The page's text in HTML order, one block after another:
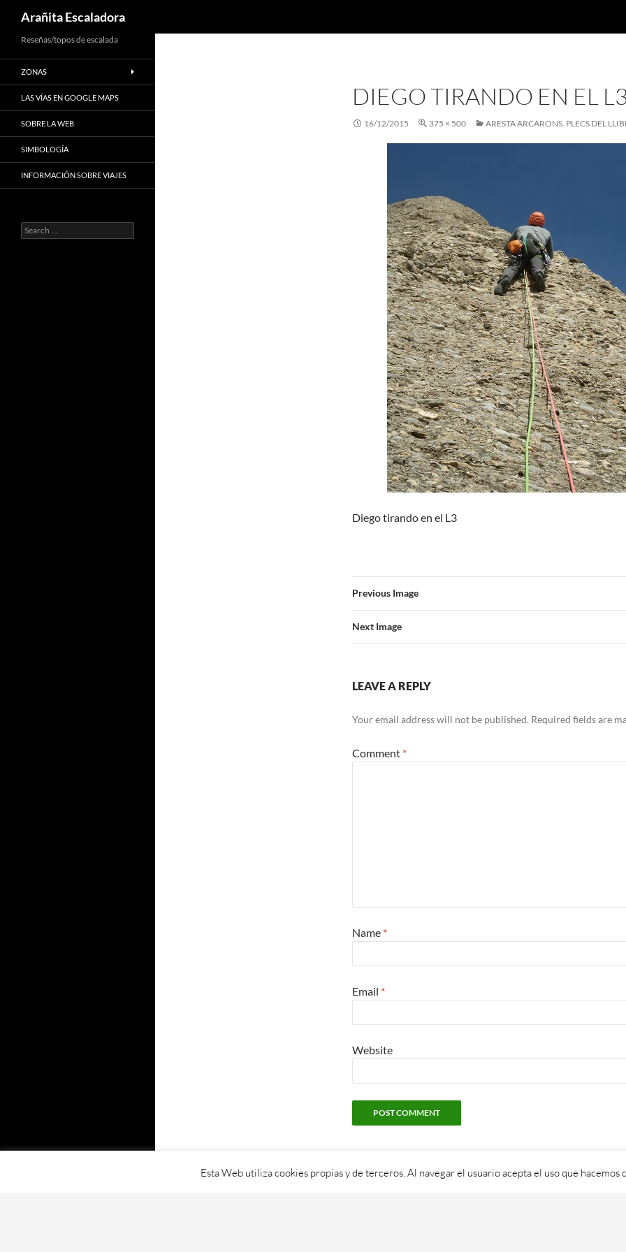
to
content
Arañita Escaladora
DIEGO TIRANDO EN EL
16/12/2015 375 × 500 ARESTA ARCARONS. PLECS DEL
Diego tirando en el L3
Previous Image
Next Image
LEAVE A REPLY
Your email address will not be published. Required fields are
Comment *
Name *
Email *
Website
Reseñas/topos de escalada
ZONAS
LAS VÍAS EN GOOGLE MAPS
SOBRE LA WEB
SIMBOLOGÍA
INFORMACIÓN SOBRE VIAJES
Search
for:
Esta Web utiliza cookies propias y de terceros. Al navegar el usuario acepta el uso que hacemos